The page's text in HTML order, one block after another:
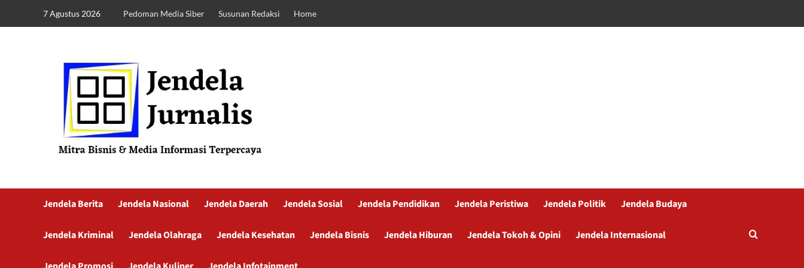
7 Agustus 2026 Pedoman Media Siber Susunan Redaksi Home
Jendela Berita Jendela Nasional Jendela Daerah Jendela Sosial Jendela Pendidikan Jendela Peristiwa Jendela Politik Jendela Budaya
Jendela Kriminal Jendela Olahraga Jendela Kesehatan Jendela Bisnis Jendela Hiburan Jendela Tokoh & Opini Jendela Internasional